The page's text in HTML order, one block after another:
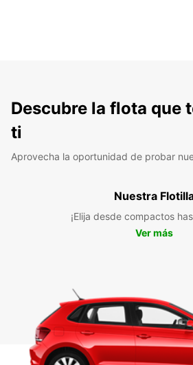
Descubre la flota que
ti
Aprovecha la oportunidad de probar
Nuestra
¡Elija desde compactos
Ver más